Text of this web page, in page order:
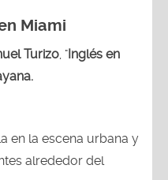
Miami
Turizo , "Inglés en
en la escena urbana y
alrededor del